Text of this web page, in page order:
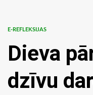
E-REFLEKSIJAS
Dieva
dzīvu